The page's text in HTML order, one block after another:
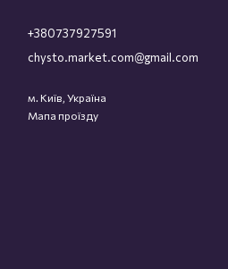
+380737927591
chysto.market.com@gmail.com
м. Київ, Україна
Мапа проїзду